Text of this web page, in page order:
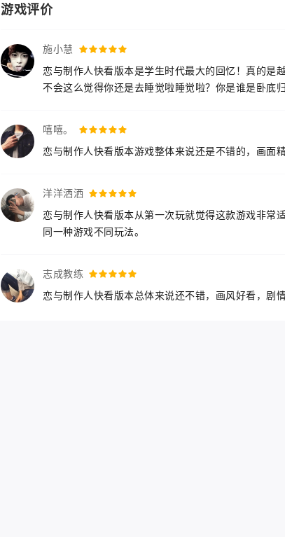
游戏评价
施小慧
恋与制作人快看版本是学生时代最大的回忆！真的是
不会这么觉得你还是去睡觉啦睡觉啦？你是谁是卧底
嘻嘻。
恋与制作人快看版本游戏整体来说还是不错的，画面
洋洋洒洒
恋与制作人快看版本从第一次玩就觉得这款游戏非常
同一种游戏不同玩法。
志成教练
恋与制作人快看版本总体来说还不错，画风好看，剧情